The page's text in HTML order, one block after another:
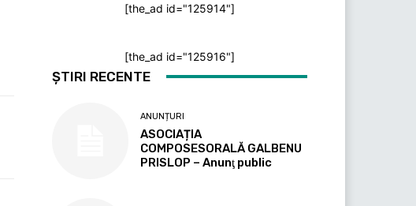
[the_ad id="125914"]
[the_ad id="125916"]
ȘTIRI RECENTE
ANUNȚURI
ASOCIAȚIA
COMPOSESORALĂ GALBENU
PRISLOP – Anunţ public